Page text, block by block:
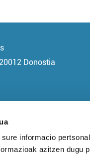
sure informacio
azitzen dugu
Donostia